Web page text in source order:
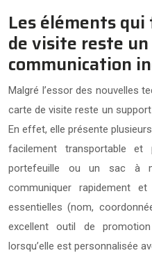
Les éléments
de visite reste
communication
Malgré l’essor des nouvelles
carte de visite reste un
En effet, elle présente
facilement transportable
portefeuille ou un sac à
communiquer rapidement
essentielles (nom,
excellent outil de
lorsqu’elle est personnalisée